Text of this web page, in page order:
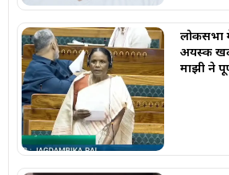
लोकसभा
अयस्क
माझी ने